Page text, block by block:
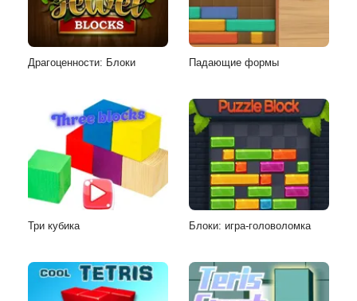
Драгоценности: Блоки Падающие формы
Три кубика Блоки: игра-головоломка